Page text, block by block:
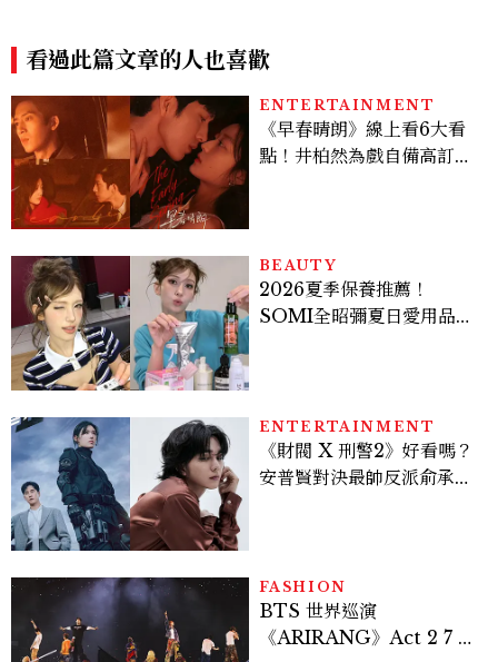
最經典的象徵
看過此篇文章的人也喜歡
ENTERTAINMENT
《早春晴朗》線上看6大看
點！井柏然為戲自備高訂，
BEAUTY
2026夏季保養推薦！
SOMI全昭彌夏日愛用品公
ENTERTAINMENT
《財閥 X 刑警2》好看嗎？
安普賢對決最帥反派俞承
多大？
FASHION
BTS 世界巡演
《ARIRANG》Act 2 7 位